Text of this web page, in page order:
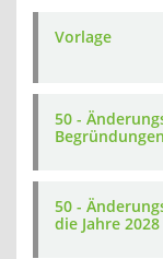
Vorlage
50 -
Begründungen
50 -
die Jahre